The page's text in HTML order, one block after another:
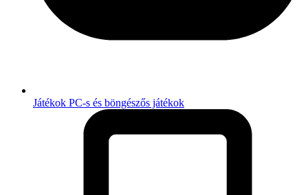
Játékok PC-s és böngészős játékok